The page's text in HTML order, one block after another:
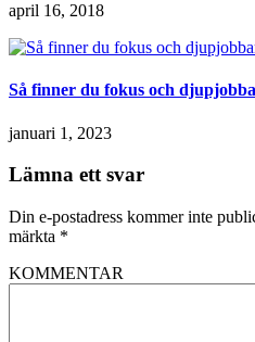
april 16, 2018
Så finner du fokus och
januari 1, 2023
Lämna ett svar
Din e-postadress kommer inte
märkta *
KOMMENTAR